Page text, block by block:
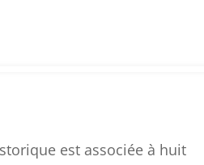
est associée à huit